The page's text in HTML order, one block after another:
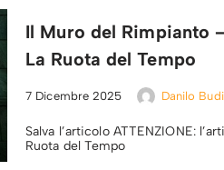
Il Muro del Rimpianto
La Ruota del Tempo
7 Dicembre 2025 Danilo
Salva l’articolo ATTENZIONE:
Ruota del Tempo